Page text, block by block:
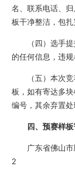
名、联系电话、
板干净整洁，包扎
（四）选手提
的任何信息，违规
（五）本次竞
板，如有寄达多
编号，其余弃置处
四、预赛样
广东省佛山市
2